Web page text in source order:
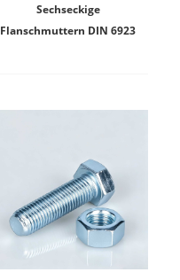
Sechseckige
Flanschmuttern DIN 6923